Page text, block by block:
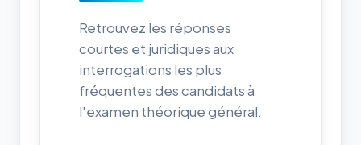
Retrouvez les réponses
courtes et juridiques aux
interrogations les plus
fréquentes des candidats à
l'examen théorique général.